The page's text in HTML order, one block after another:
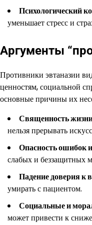
Психологический
уменьшает стресс и
Аргументы
Противники эвтаназии
ценностям, социальной
основные причины их
Священность
нельзя прерывать
Опасность ошибок
слабых и беззащитных
Падение доверия к
умирать с пациентом.
Социальные и
может привести к